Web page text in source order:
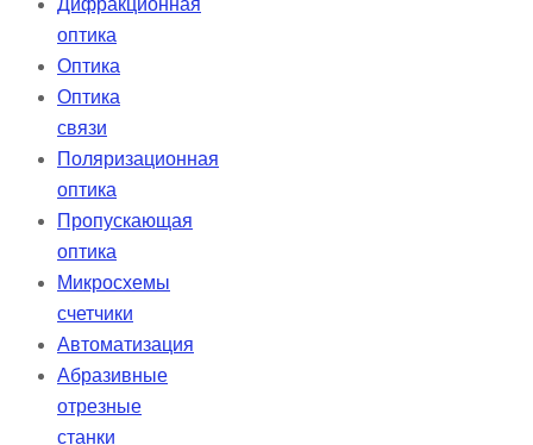
Дифракционная
оптика
Оптика
Оптика
связи
Поляризационная
оптика
Пропускающая
оптика
Микросхемы
счетчики
Автоматизация
Абразивные
отрезные
станки